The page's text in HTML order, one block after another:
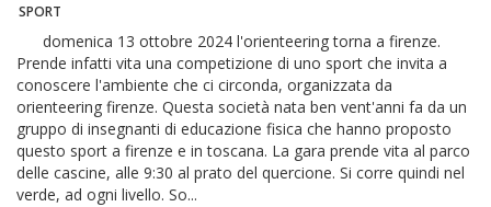
SPORT
domenica 13 ottobre 2024 l'orienteering torna a firenze.
Prende infatti vita una competizione di uno sport che invita a
conoscere l'ambiente che ci circonda, organizzata da
orienteering firenze. Questa società nata ben vent'anni fa da un
gruppo di insegnanti di educazione fisica che hanno proposto
questo sport a firenze e in toscana. La gara prende vita al parco
delle cascine, alle 9:30 al prato del quercione. Si corre quindi nel
verde, ad ogni livello. So...